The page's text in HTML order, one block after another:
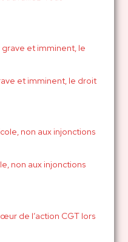
et imminent, le droit
non aux injonctions